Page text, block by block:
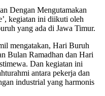
Dengan Mengutamakan
kegiatan ini diikuti oleh
yang ada di Jawa Timur.
mengatakan, Hari Buruh
Bulan Ramadhan dan Hari
Dan kegiatan ini
antara pekerja dan
industrial yang harmonis